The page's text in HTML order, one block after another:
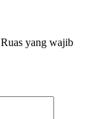
Ruas yang wajib